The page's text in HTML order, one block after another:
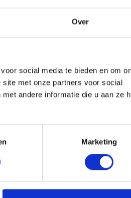
Over
social media te bieden en om
met onze partners voor social
andere informatie die u aan ze
Marketing
7